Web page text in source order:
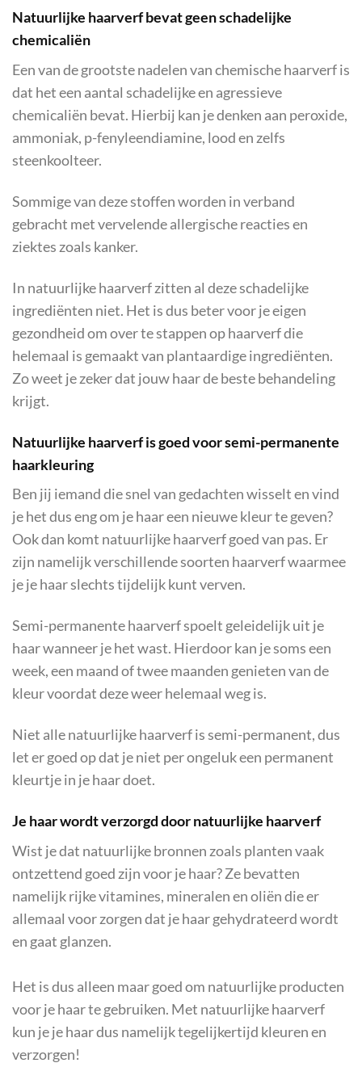
Natuurlijke haarverf bevat geen schadelijke
chemicaliën
Een van de grootste nadelen van chemische haarverf is
dat het een aantal schadelijke en agressieve
chemicaliën bevat. Hierbij kan je denken aan peroxide,
ammoniak, p-fenyleendiamine, lood en zelfs
steenkoolteer.
Sommige van deze stoffen worden in verband
gebracht met vervelende allergische reacties en
ziektes zoals kanker.
In natuurlijke haarverf zitten al deze schadelijke
ingrediënten niet. Het is dus beter voor je eigen
gezondheid om over te stappen op haarverf die
helemaal is gemaakt van plantaardige ingrediënten.
Zo weet je zeker dat jouw haar de beste behandeling
krijgt.
Natuurlijke haarverf is goed voor semi-permanente
haarkleuring
Ben jij iemand die snel van gedachten wisselt en vind
je het dus eng om je haar een nieuwe kleur te geven?
Ook dan komt natuurlijke haarverf goed van pas. Er
zijn namelijk verschillende soorten haarverf waarmee
je je haar slechts tijdelijk kunt verven.
Semi-permanente haarverf spoelt geleidelijk uit je
haar wanneer je het wast. Hierdoor kan je soms een
week, een maand of twee maanden genieten van de
kleur voordat deze weer helemaal weg is.
Niet alle natuurlijke haarverf is semi-permanent, dus
let er goed op dat je niet per ongeluk een permanent
kleurtje in je haar doet.
Je haar wordt verzorgd door natuurlijke haarverf
Wist je dat natuurlijke bronnen zoals planten vaak
ontzettend goed zijn voor je haar? Ze bevatten
namelijk rijke vitamines, mineralen en oliën die er
allemaal voor zorgen dat je haar gehydrateerd wordt
en gaat glanzen.
Het is dus alleen maar goed om natuurlijke producten
voor je haar te gebruiken. Met natuurlijke haarverf
kun je je haar dus namelijk tegelijkertijd kleuren en
verzorgen!